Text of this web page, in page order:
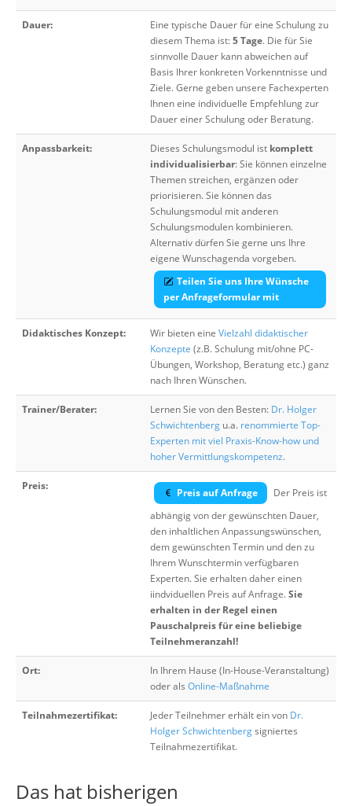
Dauer:
Eine typische Dauer für eine Schulung zu
diesem Thema ist:5 Tage. Die für Sie
sinnvolle Dauer kann abweichen auf
Basis Ihrer konkreten Vorkenntnisse und
Ziele. Gerne geben unsere Fachexperten
Ihnen eine individuelle Empfehlung zur
Dauer einer Schulung oder Beratung.
Anpassbarkeit: Dieses Schulungsmodul ist komplett
individualisierbar: Sie können einzelne
Themen streichen, ergänzen oder
priorisieren. Sie können das
Schulungsmodul mit anderen
Schulungsmodulen kombinieren.
Alternativ dürfen Sie gerne uns Ihre
eigene Wunschagenda vorgeben.
Teilen Sie uns Ihre Wünsche
per Anfrageformular mit
Didaktisches Konzept: Wir bieten eine Vielzahl didaktischer
Konzepte (z.B. Schulung mit/ohne PC-
Übungen, Workshop, Beratung etc.) ganz
nach Ihren Wünschen.
Trainer/Berater: Lernen Sie von den Besten: Dr. Holger
Schwichtenberg u.a. renommierte Top-
Experten mit viel Praxis-Know-how und
hoher Vermittlungskompetenz.
Preis:
Preis auf Anfrage
Der Preis ist
abhängig von der gewünschten Dauer,
den inhaltlichen Anpassungswünschen,
dem gewünschten Termin und den zu
Ihrem Wunschtermin verfügbaren
Experten. Sie erhalten daher einen
iindviduellen Preis auf Anfrage.Sie
erhalten in der Regel einen
Pauschalpreis für eine beliebige
Teilnehmeranzahl!
Ort:
In Ihrem Hause (In-House-Veranstaltung)
oder als Online-Maßnahme
Teilnahmezertifikat: Jeder Teilnehmer erhält ein von Dr.
Holger Schwichtenbergsigniertes
Teilnahmezertifikat.
Das hat bisherigen